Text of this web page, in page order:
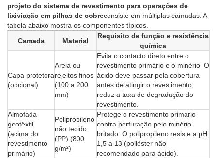
projeto do sistema de revestimento para operações de
lixiviação em pilhas de cobreconsiste em múltiplas camadas. A
tabela abaixo mostra os componentes típicos.
Camada
Material
Requisito de função e resistência
química
Capa protetora
(opcional)
Areia ou
rejeitos finos
(100 a 200
mm)
Evita o contacto direto entre o
revestimento primário e o minério. O
ácido deve passar pela cobertura
antes de atingir o revestimento;
reduz a taxa de degradação do
revestimento.
Almofada
geotêxtil
(acima do
revestimento
primário)
Polipropileno
não tecido
(PP) (800
g/m²)
Protege o revestimento primário
contra perfuração pelo minério
britado. O polipropileno resiste a pH
1,5 a 13 (poliéster não
recomendado para ácido).